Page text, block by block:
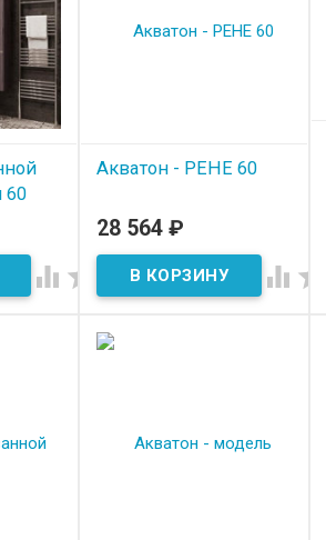
60
 
Акватон - РЕНЕ 60
В наличии
28 564 ₽
 